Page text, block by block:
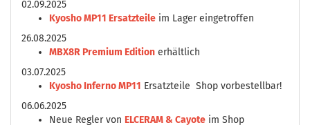
02.09.2025
Kyosho MP11 Ersatzteile im Lager eingetroffen
26.08.2025
MBX8R Premium Edition erhältlich
03.07.2025
Kyosho Inferno MP11 Ersatzteile Shop vorbestellbar!
06.06.2025
Neue Regler von ELCERAM & Cayote im Shop